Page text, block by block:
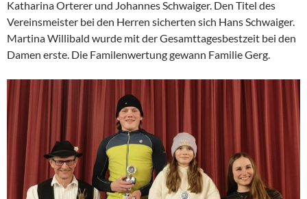
Katharina Orterer und Johannes Schwaiger. Den Titel des
Vereinsmeister bei den Herren sicherten sich Hans Schwaiger.
Martina Willibald wurde mit der Gesamttagesbestzeit bei den
Damen erste. Die Familenwertung gewann Familie Gerg.